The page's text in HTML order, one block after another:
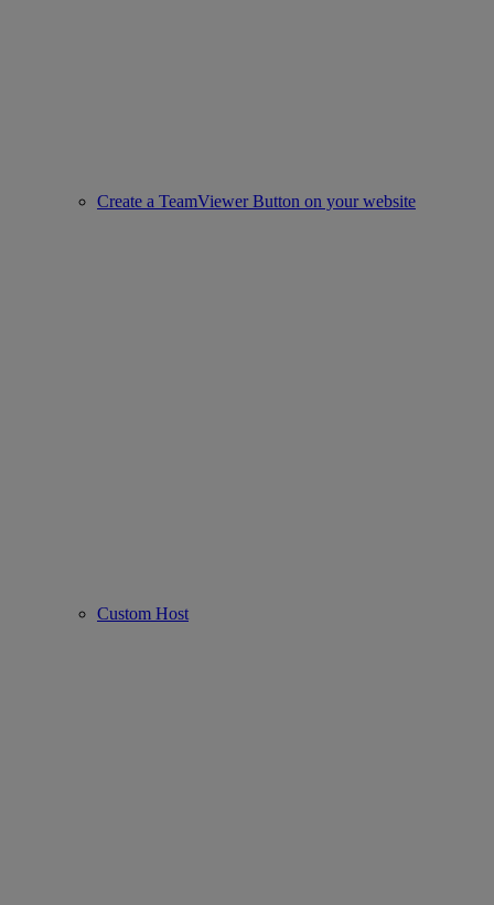
Create a TeamViewer Button on your website
Custom Host